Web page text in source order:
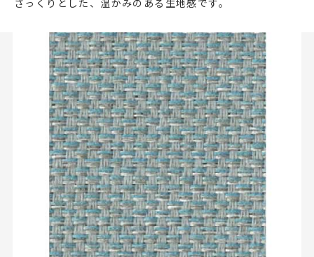
お客様の声
お役立ち情報
お問い合わせ
お気に入りリスト
ざっくりとした、温かみのある生地感です。